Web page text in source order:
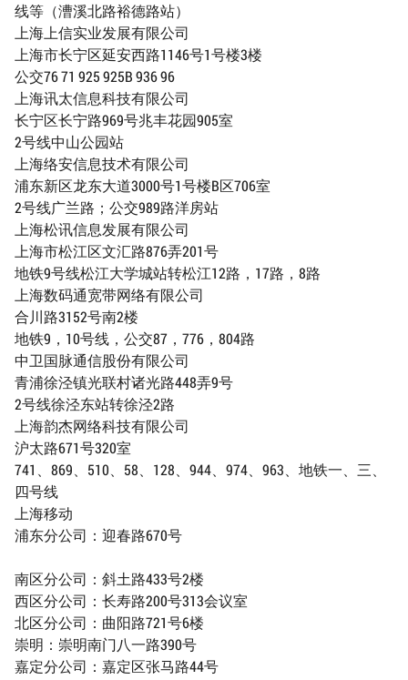
线等（漕溪北路裕德路站）
上海上信实业发展有限公司
上海市长宁区延安西路1146号1号楼3楼
公交76 71 925 925B 936 96
上海讯太信息科技有限公司
长宁区长宁路969号兆丰花园905室
2号线中山公园站
上海络安信息技术有限公司
浦东新区龙东大道3000号1号楼B区706室
2号线广兰路；公交989路洋房站
上海松讯信息发展有限公司
上海市松江区文汇路876弄201号
地铁9号线松江大学城站转松江12路，17路，8路
上海数码通宽带网络有限公司
合川路3152号南2楼
地铁9，10号线，公交87，776，804路
中卫国脉通信股份有限公司
青浦徐泾镇光联村诸光路448弄9号
2号线徐泾东站转徐泾2路
上海韵杰网络科技有限公司
沪太路671号320室
741、869、510、58、128、944、974、963、地铁一、三、
四号线
上海移动
浦东分公司：迎春路670号
南区分公司：斜土路433号2楼
西区分公司：长寿路200号313会议室
北区分公司：曲阳路721号6楼
崇明：崇明南门八一路390号
嘉定分公司：嘉定区张马路44号